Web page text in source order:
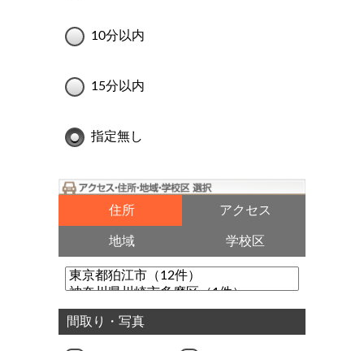
10分以内
15分以内
指定無し
住所 アクセス
地域 学校区
間取り・写真